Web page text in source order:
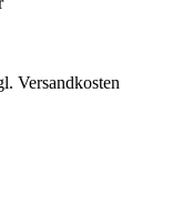
Versandkosten